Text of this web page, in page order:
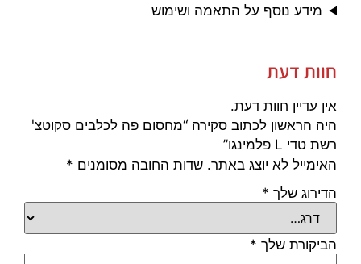
מידע נוסף על התאמה ושימוש
חוות דעת
אין עדיין חוות דעת.
היה הראשון לכתוב סקירה “מחסום פה לכלבים סקוטצ'
רשת טדי L פלמינגו”
האימייל לא יוצג באתר. שדות החובה מסומנים *
הדירוג שלך *
הביקורת שלך *